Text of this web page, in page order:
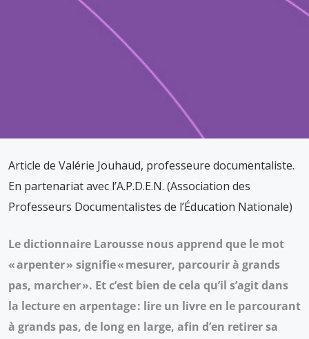
Article de Valérie Jouhaud, professeure documentaliste.
En partenariat avec l’A.P.D.E.N. (Association des
Professeurs Documentalistes de l’Éducation Nationale)
Le dictionnaire Larousse nous apprend que le mot
« arpenter » signifie « mesurer, parcourir à grands
pas, marcher ». Et c’est bien de cela qu’il s’agit dans
la lecture en arpentage : lire un livre en le parcourant
à grands pas, de long en large, afin d’en retirer sa